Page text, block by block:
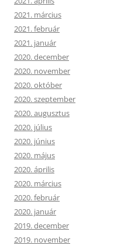
2021. március
2021. február
2021. január
2020. december
2020. november
2020. október
2020. szeptember
2020. augusztus
2020. július
2020. június
2020. május
2020. április
2020. március
2020. február
2020. január
2019. december
2019. november